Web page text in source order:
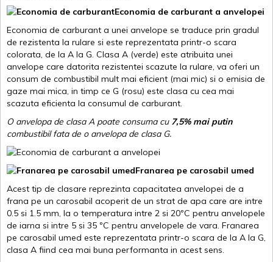
Economia de carburant a anvelopei
Economia de carburant a unei anvelope se traduce prin gradul
de rezistenta la rulare si este reprezentata printr-o scara
colorata, de la A la G. Clasa A (verde) este atribuita unei
anvelope care datorita rezistentei scazute la rulare, va oferi un
consum de combustibil mult mai eficient (mai mic) si o emisia de
gaze mai mica, in timp ce G (rosu) este clasa cu cea mai
scazuta eficienta la consumul de carburant.
O anvelopa de clasa A poate consuma cu 7,5% mai putin
combustibil fata de o anvelopa de clasa G.
Franarea pe carosabil umed
Acest tip de clasare reprezinta capacitatea anvelopei de a
frana pe un carosabil acoperit de un strat de apa care are intre
0.5 si 1.5 mm, la o temperatura intre 2 si 20ºC pentru anvelopele
de iarna si intre 5 si 35 ºC pentru anvelopele de vara. Franarea
pe carosabil umed este reprezentata printr-o scara de la A la G,
clasa A fiind cea mai buna performanta in acest sens.